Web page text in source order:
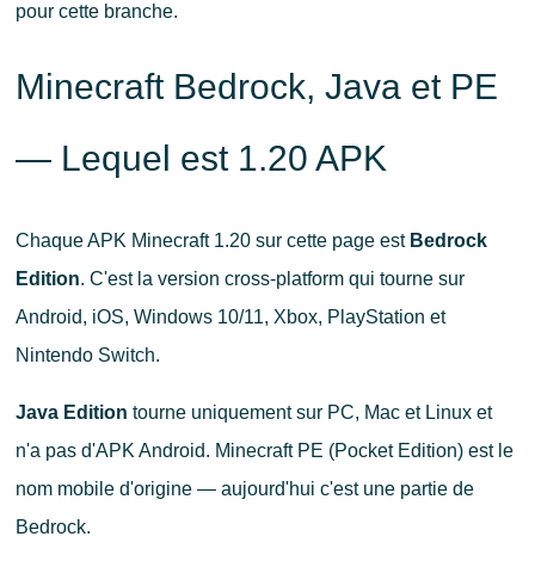
pour cette branche.
Minecraft Bedrock, Java et PE
— Lequel est 1.20 APK
Chaque APK Minecraft 1.20 sur cette page est Bedrock
Edition. C'est la version cross-platform qui tourne sur
Android, iOS, Windows 10/11, Xbox, PlayStation et
Nintendo Switch.
Java Edition tourne uniquement sur PC, Mac et Linux et
n'a pas d'APK Android. Minecraft PE (Pocket Edition) est le
nom mobile d'origine — aujourd'hui c'est une partie de
Bedrock.